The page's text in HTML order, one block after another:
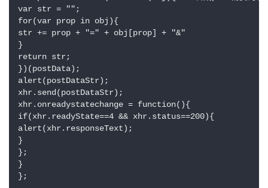
var str = "";
for(var prop in obj){
str += prop + "=" + obj[prop] + "&"
}
return str;
})(postData);
alert(postDataStr);
xhr.send(postDataStr);
xhr.onreadystatechange = function(){
if(xhr.readyState==4 && xhr.status==200){
alert(xhr.responseText);
}
};
}
};